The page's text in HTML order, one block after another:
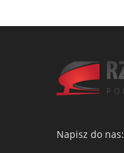
Napisz do nas: